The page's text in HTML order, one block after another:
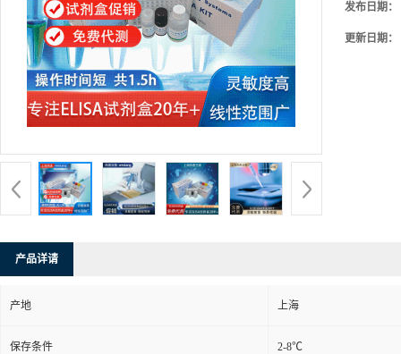
发布日期：
更新日期：
产品详请
产地 上海
保存条件 2-8℃